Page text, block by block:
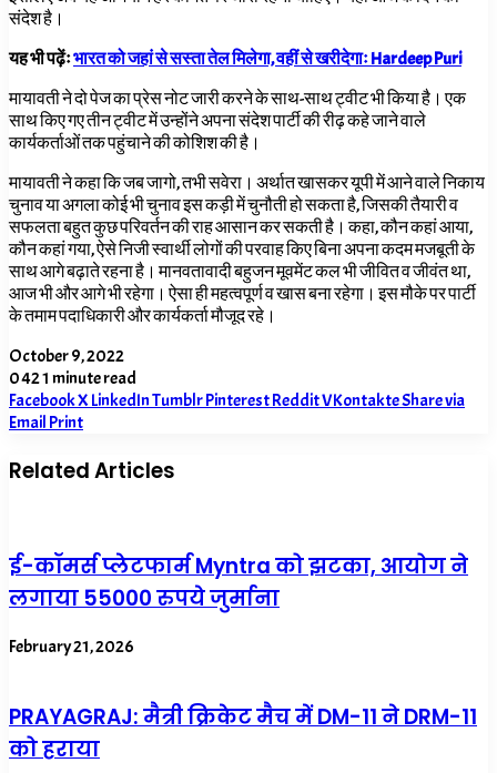
संदेश है।
यह भी पढ़ेंःभारत को जहां से सस्ता तेल मिलेगा, वहीं से खरीदेगाः Hardeep Puri
मायावती ने दो पेज का प्रेस नोट जारी करने के साथ-साथ ट्वीट भी किया है। एक
साथ किए गए तीन ट्वीट में उन्होंने अपना संदेश पार्टी की रीढ़ कहे जाने वाले
कार्यकर्ताओं तक पहुंचाने की कोशिश की है।
मायावती ने कहा कि जब जागो, तभी सवेरा। अर्थात खासकर यूपी में आने वाले निकाय
चुनाव या अगला कोई भी चुनाव इस कड़ी में चुनौती हो सकता है, जिसकी तैयारी व
सफलता बहुत कुछ परिवर्तन की राह आसान कर सकती है। कहा, कौन कहां आया,
कौन कहां गया, ऐसे निजी स्वार्थी लोगों की परवाह किए बिना अपना कदम मजबूती के
साथ आगे बढ़ाते रहना है। मानवतावादी बहुजन मूवमेंट कल भी जीवित व जीवंत था,
आज भी और आगे भी रहेगा। ऐसा ही महत्वपूर्ण व खास बना रहेगा। इस मौके पर पार्टी
के तमाम पदाधिकारी और कार्यकर्ता मौजूद रहे।
October 9, 2022
0421 minute read
FacebookXLinkedInTumblrPinterestRedditVKontakteShare via
Email Print
Related Articles
ई-कॉमर्स प्लेटफार्म Myntra को झटका, आयोग ने
लगाया 55000 रुपये जुर्माना
February 21, 2026
PRAYAGRAJ: मैत्री क्रिकेट मैच में DM-11 ने DRM-11
को हराया